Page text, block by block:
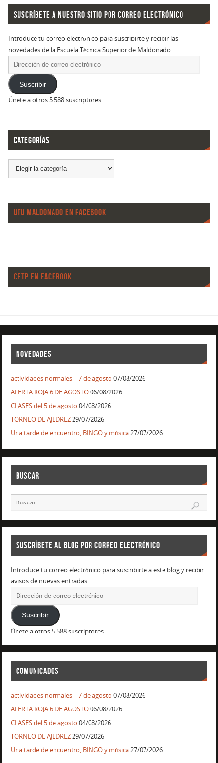
SUSCRÍBETE A NUESTRO SITIO POR CORREO ELECTRÓNICO
Introduce tu correo electrónico para suscribirte y recibir las
novedades de la Escuela Técnica Superior de Maldonado.
Suscribir
Únete a otros 5.588 suscriptores
CATEGORÍAS
UTU MALDONADO EN FACEBOOK
CETP EN FACEBOOK
NOVEDADES
actividades normales – 7 de agosto 07/08/2026
ALERTA ROJA 6 DE AGOSTO06/08/2026
CLASES del 5 de agosto 04/08/2026
TORNEO DE AJEDREZ29/07/2026
Una tarde de encuentro, BINGO y música27/07/2026
BUSCAR
SUSCRÍBETE AL BLOG POR CORREO ELECTRÓNICO
Introduce tu correo electrónico para suscribirte a este blog y recibir
avisos de nuevas entradas.
Suscribir
Únete a otros 5.588 suscriptores
COMUNICADOS
actividades normales – 7 de agosto 07/08/2026
ALERTA ROJA 6 DE AGOSTO06/08/2026
CLASES del 5 de agosto 04/08/2026
TORNEO DE AJEDREZ29/07/2026
Una tarde de encuentro, BINGO y música27/07/2026